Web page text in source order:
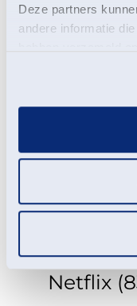
Deze partners
andere informatie
keert
(48 min)
naar
is dat veel
Groningen
Bekijk de
A Life
Netflix